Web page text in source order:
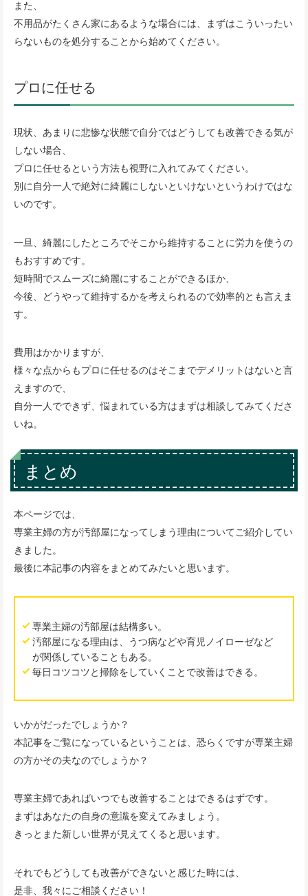
また、
不用品がたくさん家にあるような場合には、まずはこういったい
らないものを処分することから始めてください。
プロに任せる
現状、あまりに悲惨な状態で自分ではどうしても改善できる気が
しない場合、
プロに任せるという方法も視野に入れてみてください。
別に自分一人で絶対に綺麗にしないといけないというわけではな
いのです。
一旦、綺麗にしたところでそこから維持することに労力を使うの
もおすすめです。
短時間でスムーズに綺麗にすることができるほか、
今後、どうやって維持するかを考えられるので効率的とも言えま
す。
費用はかかりますが、
様々な点からもプロに任せるのはそこまでデメリットはないと言
えますので、
自分一人でできず、悩まれている方はまずは相談してみてくださ
いね。
まとめ
本ページでは、
専業主婦の方が汚部屋になってしまう理由についてご紹介してい
きました。
最後に本記事の内容をまとめてみたいと思います。
専業主婦の汚部屋は結構多い。
汚部屋になる理由は、うつ病などや育児ノイローゼなど
が関係していることもある。
毎日コツコツと掃除をしていくことで改善はできる。
いかがだったでしょうか？
本記事をご覧になっているということは、恐らくですが専業主婦
の方かその夫なのでしょうか？
専業主婦であればいつでも改善することはできるはずです。
まずはあなたの自身の意識を変えてみましょう。
きっとまた新しい世界が見えてくると思います。
それでもどうしても改善ができないと感じた時には、
是非、我々にご相談ください！